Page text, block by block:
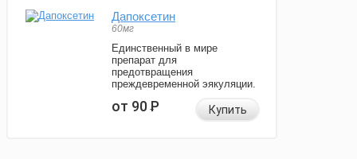
Дапоксетин
60мг
Единственный в мире
препарат для
предотвращения
преждевременной эякуляции.
от 90Р Купить